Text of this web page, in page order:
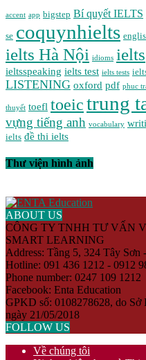
accent app bigstep Bí quyết IELTS
se coquynhielts
ielts Hà Nội idioms ielts
ieltsspeaking ielts test ielts tests
LISTENING oxford pdf phuc
thuyết toefl toeictrung
vựng tiếng anh vocabulary
ielts đề thi ielts
Thư viện hình ảnh
ABOUT US
CÔNG TY TNHH TƯ VẤN
SMART LEARNING
Address: Tầng 5, 324 Tây
Hotline: 091 436 1212 - 0912
Phone number: 0247 109 1212
Facebook: Enta Education
GPKD số: 0108278628, do Sở
ngày 21/05/2018
FOLLOW US
Về chúng tôi